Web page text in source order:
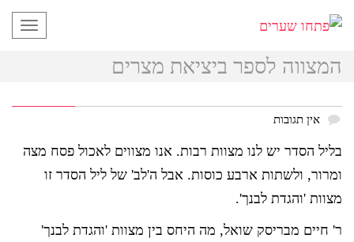
המצווה לספר ביציאת מצרים
אין תגובות
בליל הסדר יש לנו מצוות רבות. אנו מצווים לאכול פסח מצה
ומרור, ולשתות ארבע כוסות. אבל ה'לב' של ליל הסדר זו
מצוות 'והגדת לבנך'.
ר' חיים מבריסק שואל, מה היחס בין מצוות 'והגדת לבנך'